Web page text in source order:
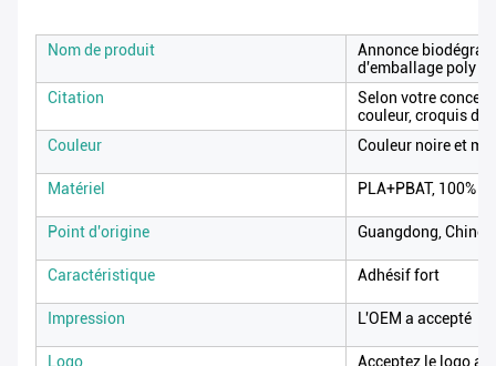
Nom de produit
Annonce
d'emballage poly
Citation
Selon votre
couleur, croquis de
Couleur
Couleur noire et
Matériel PLA+PBAT, 100%
Point d'origine Guangdong, Chine
Caractéristique Adhésif fort
Impression L'OEM a accepté
Logo Acceptez le logo